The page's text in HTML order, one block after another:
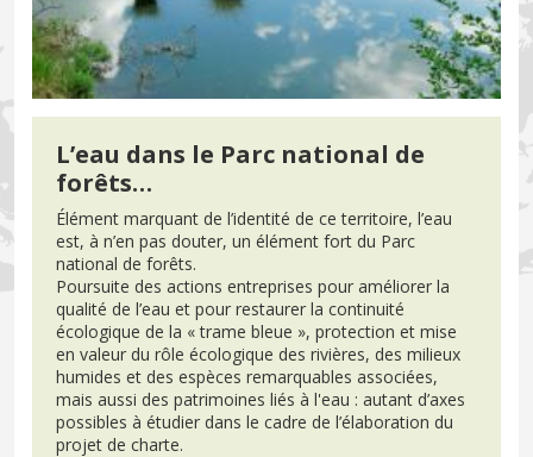
L’eau dans le Parc national de
forêts…
Élément marquant de l’identité de ce territoire, l’eau
est, à n’en pas douter, un élément fort du Parc
national de forêts.
Poursuite des actions entreprises pour améliorer la
qualité de l’eau et pour restaurer la continuité
écologique de la « trame bleue », protection et mise
en valeur du rôle écologique des rivières, des milieux
humides et des espèces remarquables associées,
mais aussi des patrimoines liés à l'eau : autant d’axes
possibles à étudier dans le cadre de l’élaboration du
projet de charte.